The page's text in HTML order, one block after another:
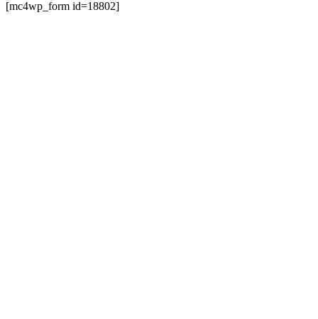
[mc4wp_form id=18802]